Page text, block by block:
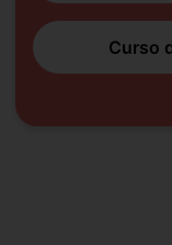
Curso